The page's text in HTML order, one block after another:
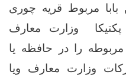
بابا مربوط قریه چوری
پکتیکا وزارت معارف
را در حافظه یا
وزارت معارف ویا